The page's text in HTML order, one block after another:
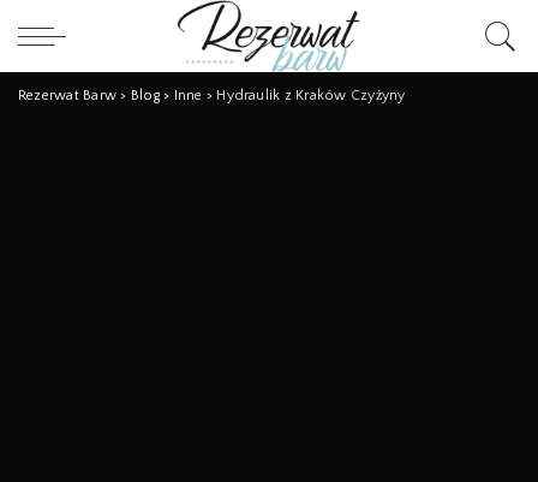
Rezerwat Barw > Blog> Inne > Hydraulik z Kraków Czyżyny